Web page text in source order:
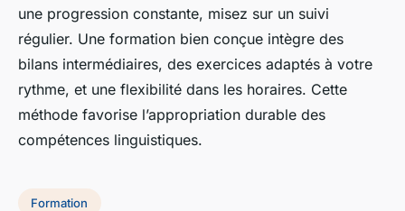
une progression constante, misez sur un suivi
régulier. Une formation bien conçue intègre des
bilans intermédiaires, des exercices adaptés à votre
rythme, et une flexibilité dans les horaires. Cette
méthode favorise l’appropriation durable des
compétences linguistiques.
Formation